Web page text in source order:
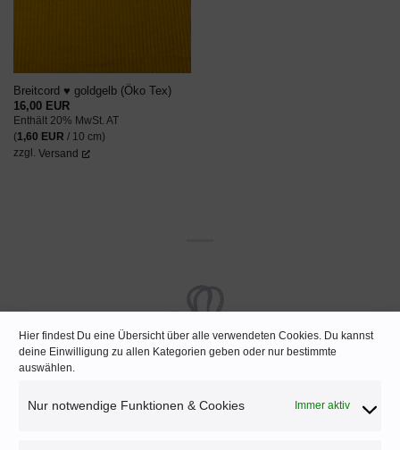
Hier findest Du eine Übersicht über alle verwendeten Cookies. Du kannst
deine Einwilligung zu allen Kategorien geben oder nur bestimmte
auswählen.
Nur notwendige Funktionen & Cookies Immer aktiv
Breitcord ♥ goldgelb (Öko Tex)
16,00 EUR
Enthält 20% MwSt. AT
(1,60 EUR / 10 cm)
zzgl. Versand